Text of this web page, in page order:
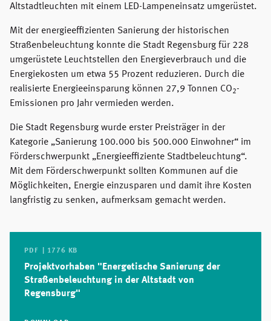
Altstadtleuchten mit einem LED-Lampeneinsatz umgerüstet.
Mit der energieeffizienten Sanierung der historischen
Straßenbeleuchtung konnte die Stadt Regensburg für 228
umgerüstete Leuchtstellen den Energieverbrauch und die
Energiekosten um etwa 55 Prozent reduzieren. Durch die
realisierte Energieeinsparung können 27,9 Tonnen CO2-
Emissionen pro Jahr vermieden werden.
Die Stadt Regensburg wurde erster Preisträger in der
Kategorie „Sanierung 100.000 bis 500.000 Einwohner“ im
Förderschwerpunkt „Energieeffiziente Stadtbeleuchtung“.
Mit dem Förderschwerpunkt sollten Kommunen auf die
Möglichkeiten, Energie einzusparen und damit ihre Kosten
langfristig zu senken, aufmerksam gemacht werden.
PDF | 1776 KB
Projektvorhaben "Energetische Sanierung der
Straßenbeleuchtung in der Altstadt von
Regensburg"